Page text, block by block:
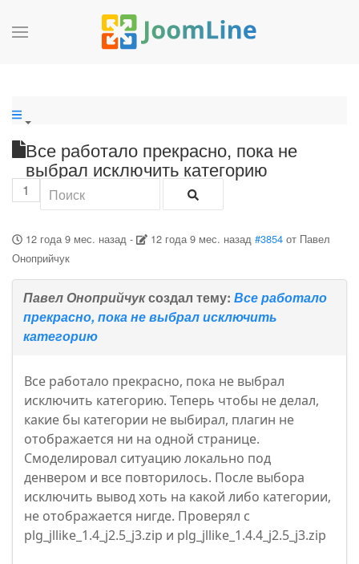
Все работало прекрасно, пока не
выбрал исключить категорию
1
12 года 9 мес. назад- 12 года 9 мес. назад #3854 от Павел
Оноприйчук
Павел Оноприйчуксоздал тему: Все работало
прекрасно, пока не выбрал исключить
категорию
Все работало прекрасно, пока не выбрал
исключить категорию. Теперь чтобы не делал,
какие бы категории не выбирал, плагин не
отображается ни на одной странице.
Смоделировал ситуацию локально под
денвером и все повторилось. После выбора
исключить вывод хоть на какой либо категории,
не отображается нигде. Проверял с
plg_jllike_1.4_j2.5_j3.zip и plg_jllike_1.4.4_j2.5_j3.zip